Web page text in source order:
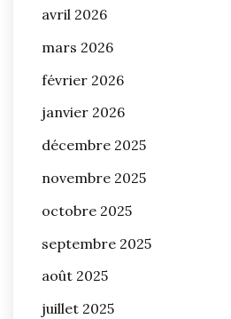
avril 2026
mars 2026
février 2026
janvier 2026
décembre 2025
novembre 2025
octobre 2025
septembre 2025
août 2025
juillet 2025